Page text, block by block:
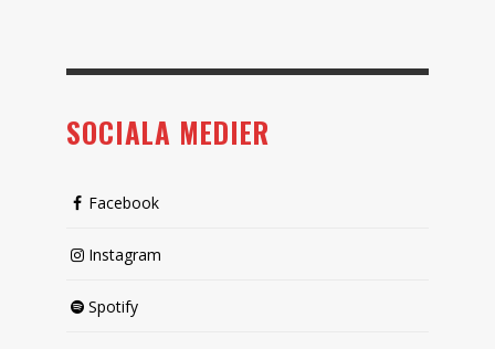
SOCIALA MEDIER
Facebook
Instagram
Spotify